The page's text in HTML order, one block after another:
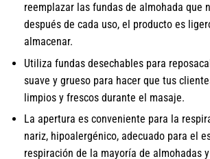
reemplazar las fundas de almohada que
después de cada uso, el producto es
almacenar.
Utiliza fundas desechables para
suave y grueso para hacer que tus
limpios y frescos durante el masaje.
La apertura es conveniente para la
nariz, hipoalergénico, adecuado para el
respiración de la mayoría de almohadas